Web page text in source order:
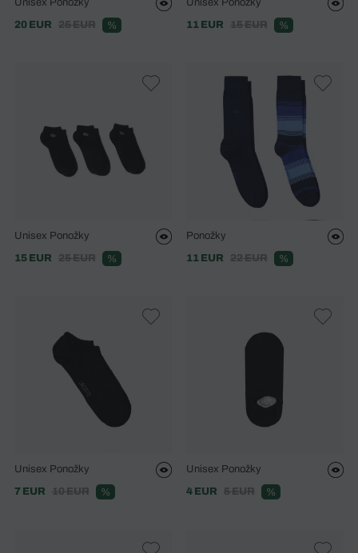
Unisex Ponožky
20 EUR
25 EUR %
Unisex Ponožky
11 EUR
15 EUR %
Unisex Ponožky
15 EUR
25 EUR %
Ponožky
11 EUR
22 EUR %
Unisex Ponožky
7 EUR
10 EUR %
Unisex Ponožky
4 EUR
5 EUR %